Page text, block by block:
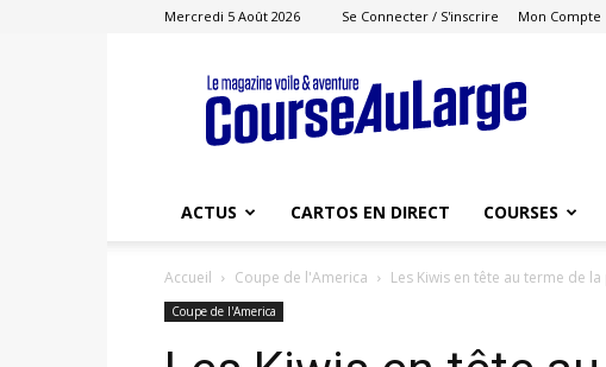
Mercredi 5 Août 2026 Se Connecter / S'inscrire Mon Compte
Course
au
Large
ACTUS CARTOS EN DIRECT COURSES
Accueil Coupe de l'America Les Kiwis en tête au terme de
Coupe de l'America